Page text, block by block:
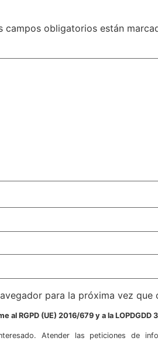
campos obligatorios están
para la próxima vez que
RGPD (UE) 2016/679 y a la LOPDGDD
Atender las peticiones de